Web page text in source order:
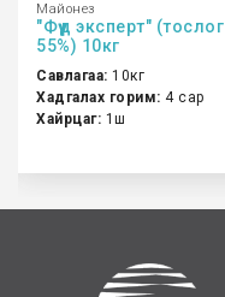
Майонез
"Фүүд эксперт" (тослог
55%) 10кг
Савлагаа: 10кг
Хадгалах горим: 4 сар
Хайрцаг: 1ш